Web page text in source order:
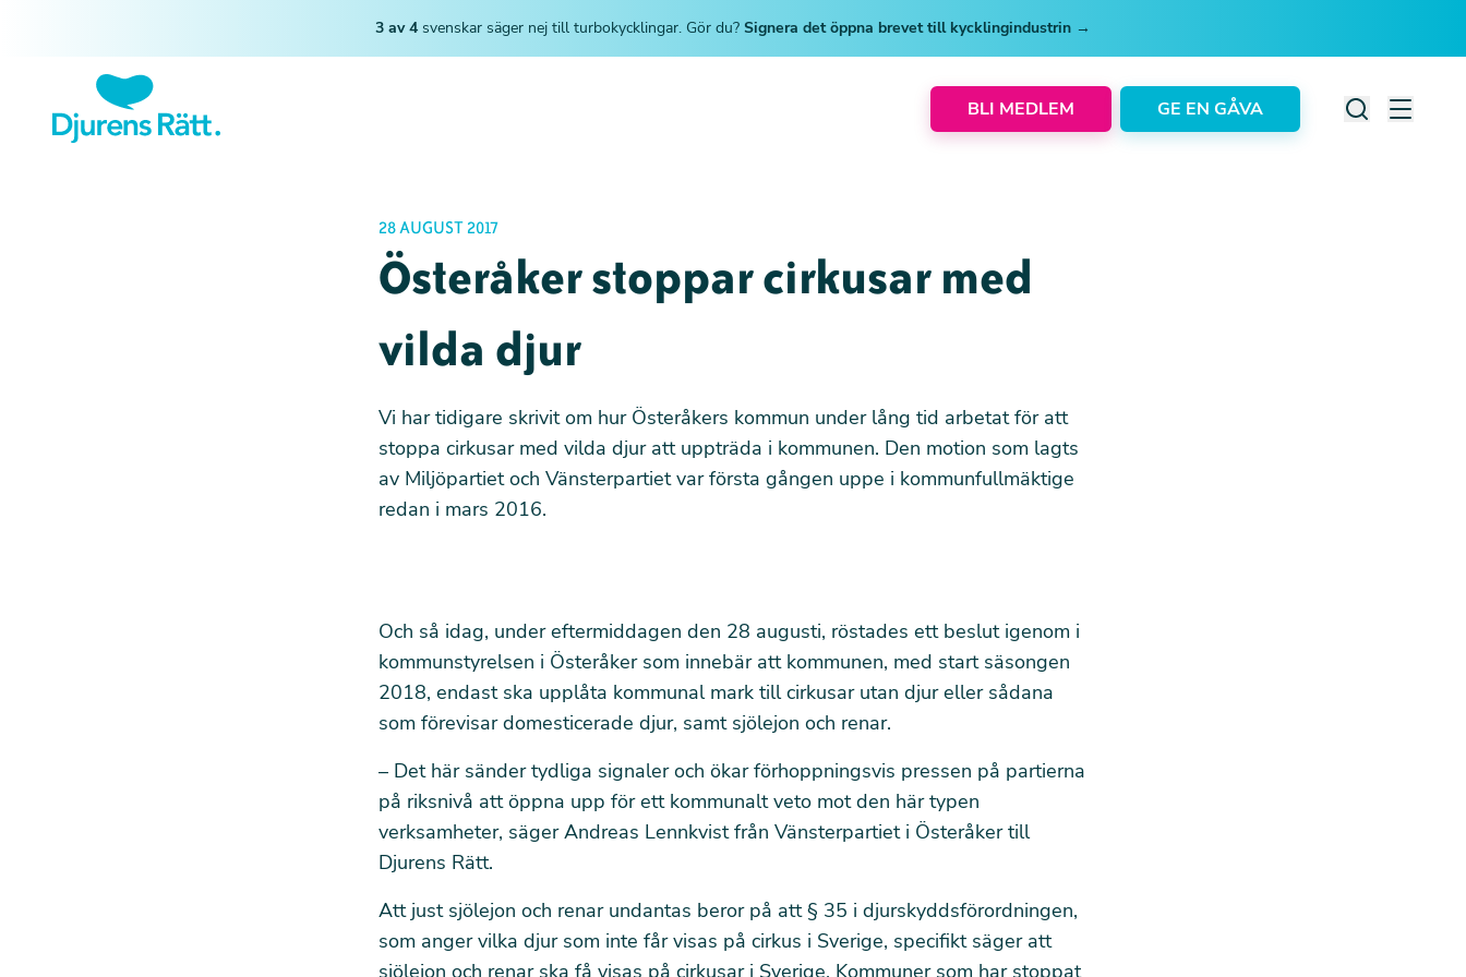
3 av 4 svenskar säger nej till turbokycklingar. Gör du? Signera det öppna brevet till kycklingindustrin →
BLI MEDLEM GE EN GÅVA
28 AUGUST 2017
Österåker stoppar cirkusar med
vilda djur
Vi har tidigare skrivit om hur Österåkers kommun under lång tid arbetat för att
stoppa cirkusar med vilda djur att uppträda i kommunen. Den motion som lagts
av Miljöpartiet och Vänsterpartiet var första gången uppe i kommunfullmäktige
redan i mars 2016.
Och så idag, under eftermiddagen den 28 augusti, röstades ett beslut igenom i
kommunstyrelsen i Österåker som innebär att kommunen, med start säsongen
2018, endast ska upplåta kommunal mark till cirkusar utan djur eller sådana
som förevisar domesticerade djur, samt sjölejon och renar.
– Det här sänder tydliga signaler och ökar förhoppningsvis pressen på partierna
på riksnivå att öppna upp för ett kommunalt veto mot den här typen
verksamheter, säger Andreas Lennkvist från Vänsterpartiet i Österåker till
Djurens Rätt.
Att just sjölejon och renar undantas beror på att § 35 i djurskyddsförordningen,
som anger vilka djur som inte får visas på cirkus i Sverige, specifikt säger att
sjölejon och renar ska få visas på cirkusar i Sverige. Kommuner som har stoppat